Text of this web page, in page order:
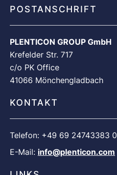
POSTANSCHRIFT
PLENTICON GROUP GmbH
Krefelder Str. 717
c/o PK Office
41066 Mönchengladbach
KONTAKT
Telefon: +49 69 24743383 0
E-Mail: info@plenticon.com